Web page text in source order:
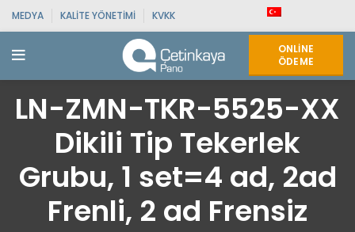
MEDYA KALITE YÖNETIMI KVKK
ONLINE
ÖDEME
LN-ZMN-TKR-5525-XX
Dikili Tip Tekerlek
Grubu, 1 set=4 ad, 2ad
Frenli, 2 ad Frensiz